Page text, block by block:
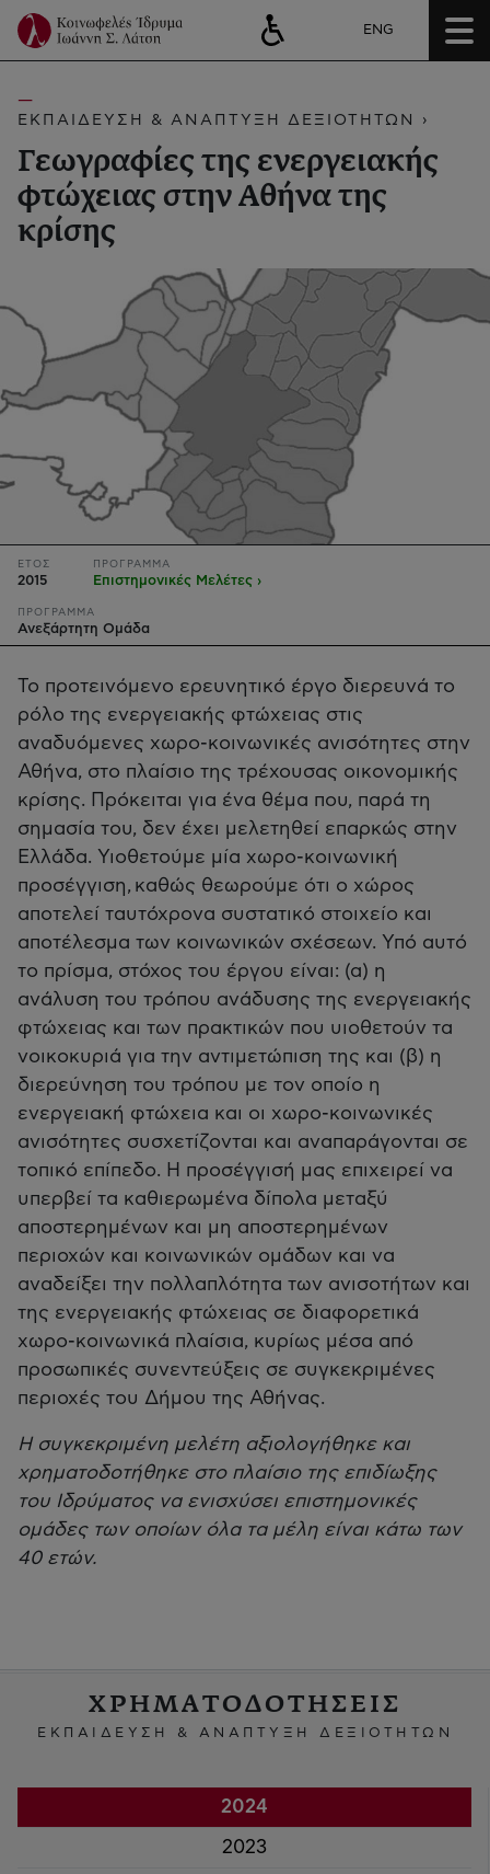
ENG
ΕΚΠΑΙΔΕΥΣΗ & ΑΝΑΠΤΥΞΗ ΔΕΞΙΟΤΗΤΩΝ ›
Γεωγραφίες της ενεργειακής
φτώχειας στην Αθήνα της
κρίσης
ΕΤΟΣ
2015
ΠΡΟΓΡΑΜΜΑ
Επιστημονικές Μελέτες ›
ΠΡΟΓΡΑΜΜΑ
Ανεξάρτητη Ομάδα
Το προτεινόμενο ερευνητικό έργο διερευνά το
ρόλο της ενεργειακής φτώχειας στις
αναδυόμενες χωρο-κοινωνικές ανισότητες στην
Αθήνα, στο πλαίσιο της τρέχουσας οικονομικής
κρίσης. Πρόκειται για ένα θέμα που, παρά τη
σημασία του, δεν έχει μελετηθεί επαρκώς στην
Ελλάδα. Υιοθετούμε μία χωρο-κοινωνική
προσέγγιση, καθώς θεωρούμε ότι ο χώρος
αποτελεί ταυτόχρονα συστατικό στοιχείο και
αποτέλεσμα των κοινωνικών σχέσεων. Υπό αυτό
το πρίσμα, στόχος του έργου είναι: (α) η
ανάλυση του τρόπου ανάδυσης της ενεργειακής
φτώχειας και των πρακτικών που υιοθετούν τα
νοικοκυριά για την αντιμετώπιση της και (β) η
διερεύνηση του τρόπου με τον οποίο η
ενεργειακή φτώχεια και οι χωρο-κοινωνικές
ανισότητες συσχετίζονται και αναπαράγονται σε
τοπικό επίπεδο. Η προσέγγισή μας επιχειρεί να
υπερβεί τα καθιερωμένα δίπολα μεταξύ
αποστερημένων και μη αποστερημένων
περιοχών και κοινωνικών ομάδων και να
αναδείξει την πολλαπλότητα των ανισοτήτων και
της ενεργειακής φτώχειας σε διαφορετικά
χωρο-κοινωνικά πλαίσια, κυρίως μέσα από
προσωπικές συνεντεύξεις σε συγκεκριμένες
περιοχές του Δήμου της Αθήνας.
Η συγκεκριμένη μελέτη αξιολογήθηκε και
χρηματοδοτήθηκε στο πλαίσιο της επιδίωξης
του Ιδρύματος να ενισχύσει επιστημονικές
ομάδες των οποίων όλα τα μέλη είναι κάτω των
40 ετών.
ΧΡΗΜΑΤΟΔΟΤΗΣΕΙΣ
ΕΚΠΑΙΔΕΥΣΗ & ΑΝΑΠΤΥΞΗ ΔΕΞΙΟΤΗΤΩΝ
2024
2023